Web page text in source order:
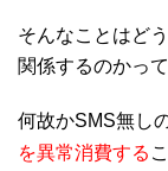
そんなことはど
関係するのかっ
何故かSMS無し
を異常消費する